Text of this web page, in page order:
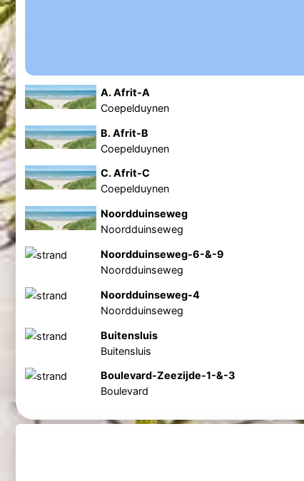
A. Afrit-A
Coepelduynen
B. Afrit-B
Coepelduynen
C. Afrit-C
Coepelduynen
Noordduinseweg
Noordduinseweg
Noordduinseweg-6-&-9
Noordduinseweg
Noordduinseweg-4
Noordduinseweg
Buitensluis
Buitensluis
Boulevard-Zeezijde-1-&-3
Boulevard